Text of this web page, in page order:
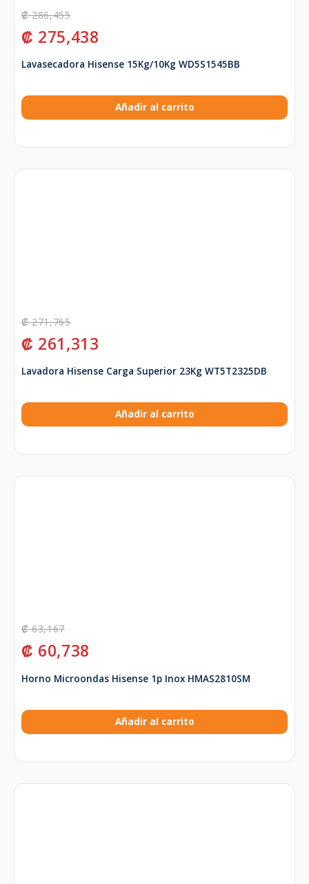
₡286,455
₡ 275,438
Lavasecadora Hisense 15Kg/10Kg WD5S1545BB
Añadir al carrito
₡271,765
₡ 261,313
Lavadora Hisense Carga Superior 23Kg WT5T2325DB
Añadir al carrito
₡63,167
₡ 60,738
Horno Microondas Hisense 1p Inox HMAS2810SM
Añadir al carrito